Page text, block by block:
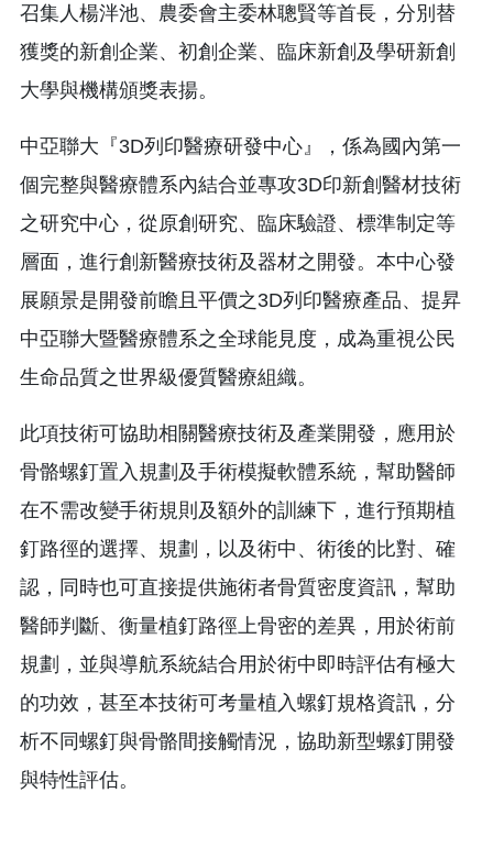
召集人楊泮池、農委會主委林聰賢等首長，分別替
獲獎的新創企業、初創企業、臨床新創及學研新創
大學與機構頒獎表揚。
中亞聯大『3D列印醫療研發中心』，係為國內第一
個完整與醫療體系內結合並專攻3D印新創醫材技術
之研究中心，從原創研究、臨床驗證、標準制定等
層面，進行創新醫療技術及器材之開發。本中心發
展願景是開發前瞻且平價之3D列印醫療產品、提昇
中亞聯大暨醫療體系之全球能見度，成為重視公民
生命品質之世界級優質醫療組織。
此項技術可協助相關醫療技術及產業開發，應用於
骨骼螺釘置入規劃及手術模擬軟體系統，幫助醫師
在不需改變手術規則及額外的訓練下，進行預期植
釘路徑的選擇、規劃，以及術中、術後的比對、確
認，同時也可直接提供施術者骨質密度資訊，幫助
醫師判斷、衡量植釘路徑上骨密的差異，用於術前
規劃，並與導航系統結合用於術中即時評估有極大
的功效，甚至本技術可考量植入螺釘規格資訊，分
析不同螺釘與骨骼間接觸情況，協助新型螺釘開發
與特性評估。